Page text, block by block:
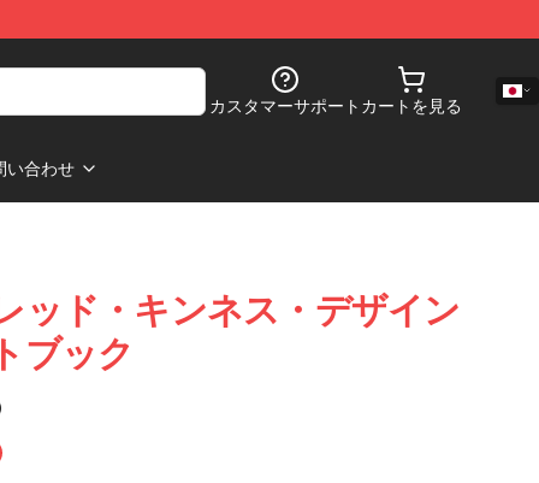
カスタマーサポート カートを見る
い合わせ
ッド・キンネス・デザイン
ブック